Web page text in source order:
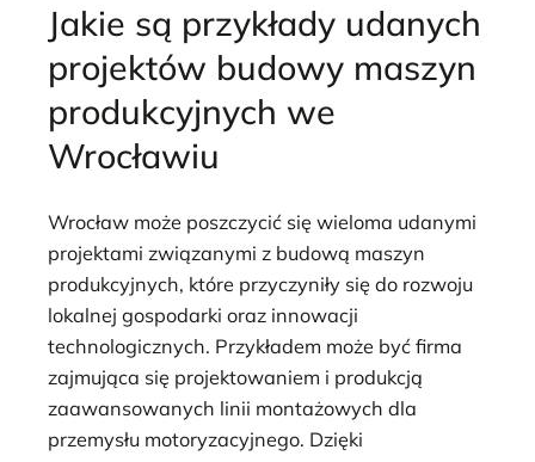
Jakie są przykłady udanych
projektów budowy maszyn
produkcyjnych we
Wrocławiu
Wrocław może poszczycić się wieloma udanymi
projektami związanymi z budową maszyn
produkcyjnych, które przyczyniły się do rozwoju
lokalnej gospodarki oraz innowacji
technologicznych. Przykładem może być firma
zajmująca się projektowaniem i produkcją
zaawansowanych linii montażowych dla
przemysłu motoryzacyjnego. Dzięki